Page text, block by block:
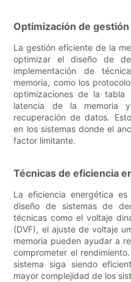
Optimización de
La gestión eficiente de la
optimizar el diseño de
implementación de
memoria, como los
optimizaciones de la
latencia de la memoria
recuperación de datos.
en los sistemas donde el
factor limitante.
Técnicas de eficiencia
La eficiencia energética
diseño de sistemas de
técnicas como el voltaje
(DVF), el ajuste de voltaje
memoria pueden ayudar a
comprometer el
sistema siga siendo
mayor complejidad de los